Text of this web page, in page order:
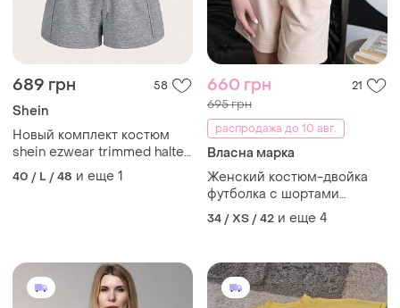
689 грн 58
Shein
Новый комплект костюм
shein ezwear trimmed halter
top & shorts knit two piece
set - l
40 / L / 48 и еще 1
660 грн 21
695 грн
распродажа до 10 авг.
Власна марка
Женский костюм-двойка
футболка с шортами
кремовый
34 / XS / 42 и еще 4